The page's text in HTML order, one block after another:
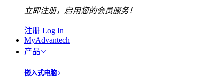
立即注册，启用您的会员服务！
注册 Log In
MyAdvantech
产品
嵌入式电脑